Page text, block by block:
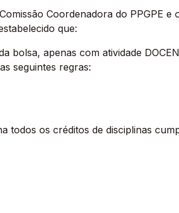
Coordenadora do PPGPE e
que:
bolsa, apenas com atividade
seguintes regras:
todos os créditos de disciplinas